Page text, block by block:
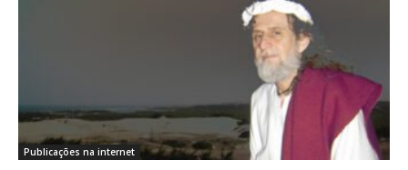
Publicações na internet